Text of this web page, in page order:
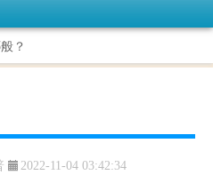
？
2022-11-04 03:42:34